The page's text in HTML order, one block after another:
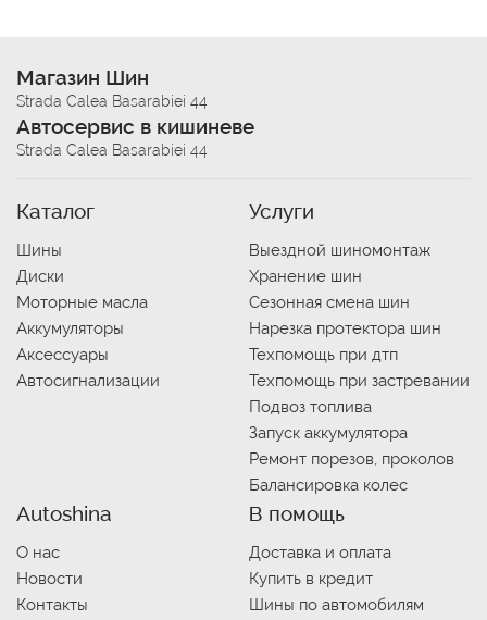
Магазин Шин
Strada Calea Basarabiei 44
Автосервис в кишиневе
Strada Calea Basarabiei 44
Каталог
Шины
Диски
Моторные масла
Аккумуляторы
Аксессуары
Автосигнализации
Услуги
Выездной шиномонтаж
Хранение шин
Сезонная смена шин
Нарезка протектора шин
Техпомощь при дтп
Техпомощь при застревании
Подвоз топлива
Запуск аккумулятора
Ремонт порезов, проколов
Балансировка колес
Autoshina
О нас
Новости
Контакты
В помощь
Доставка и оплата
Купить в кредит
Шины по автомобилям